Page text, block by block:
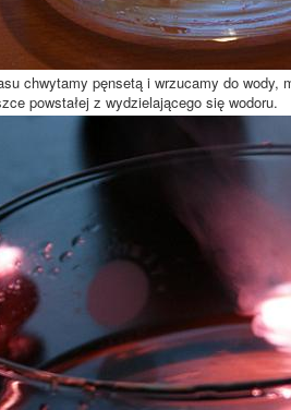
chwytamy pęnsetą i wrzucamy do
powstałej z wydzielającego się wodoru.